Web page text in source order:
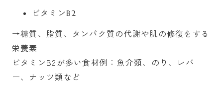
ビタミンB2
→糖質、脂質、タンパク質の代謝や肌の修復をする
栄養素
ビタミンB2が多い食材例：魚介類、のり、レバ
ー、ナッツ類など